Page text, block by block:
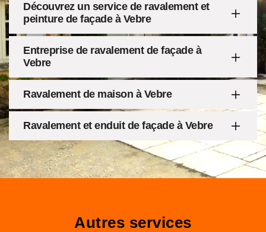
Découvrez un service de ravalement et
peinture de façade à Vebre
Entreprise de ravalement de façade à
Vebre
Ravalement de maison à Vebre
Ravalement et enduit de façade à Vebre
Autres services